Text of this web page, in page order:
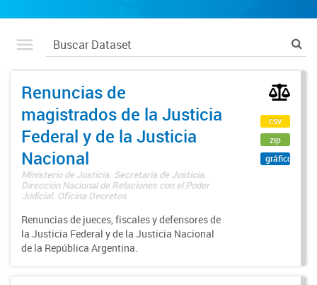
Renuncias de
magistrados de la Justicia
Federal y de la Justicia
Nacional
Ministerio de Justicia. Secretaría de Justicia.
Dirección Nacional de Relaciones con el Poder
Judicial. Oficina Decretos
Renuncias de jueces, fiscales y defensores de
la Justicia Federal y de la Justicia Nacional
de la República Argentina.
csv
zip
gráfico